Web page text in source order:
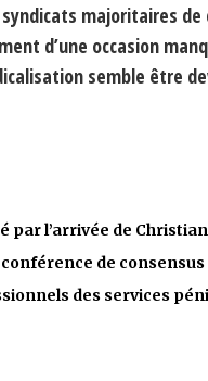
majoritaires
d’une occasion
semble être
par l’arrivée de
conférence de
des services